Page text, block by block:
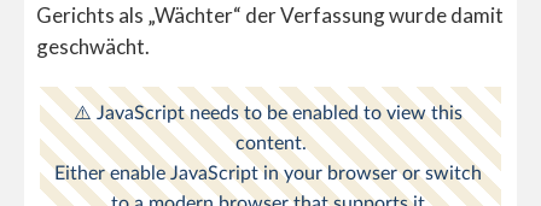
Gerichts als „Wächter“ der Verfassung wurde damit
geschwächt.